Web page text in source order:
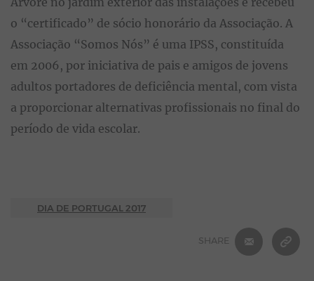
o “certificado” de sócio honorário da Associação. A
Associação “Somos Nós” é uma IPSS, constituída
em 2006, por iniciativa de pais e amigos de jovens
adultos portadores de deficiência mental, com vista
a proporcionar alternativas profissionais no final do
período de vida escolar.
DIA DE PORTUGAL 2017
SHARE
E-MAIL